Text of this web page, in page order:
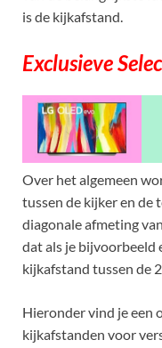
is de kijkafstand.
Exclusieve
Over het algemeen
tussen de kijker en de
diagonale afmeting
dat als je bijvoorbeeld
kijkafstand tussen de
Hieronder vind je een
kijkafstanden voor